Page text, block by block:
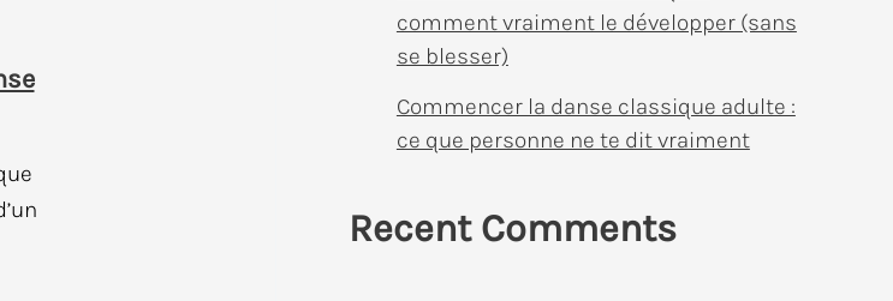
comment vraiment le développer (sans
se blesser)
Commencer la danse classique adulte :
ce que personne ne te dit vraiment
Recent Comments